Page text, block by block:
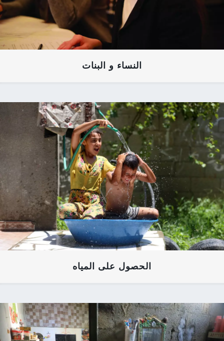
النساء و البنات
الحصول على المياه